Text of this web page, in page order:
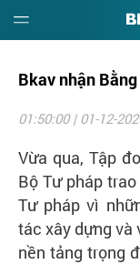
Giới
Hướng
dẫn
Đặt
mua
Bkav nhận
01:50:00 | 01-12-
Vừa qua, Tập
Bộ Tư pháp
Tư pháp vì
tác xây dựng và
nền tảng trọng